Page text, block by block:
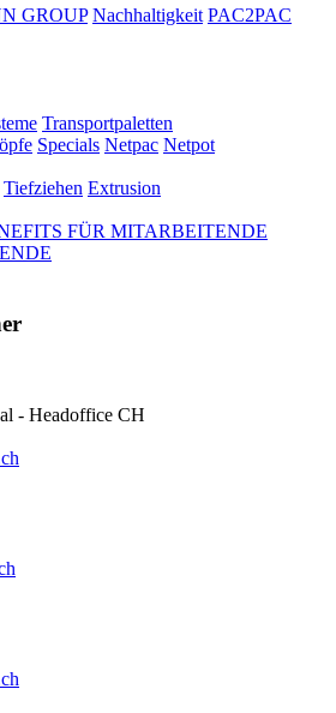
GROUP Nachhaltigkeit PAC2PAC
Transportpaletten
Specials Netpac Netpot
Tiefziehen Extrusion
FÜR MITARBEITENDE
- Headoffice CH